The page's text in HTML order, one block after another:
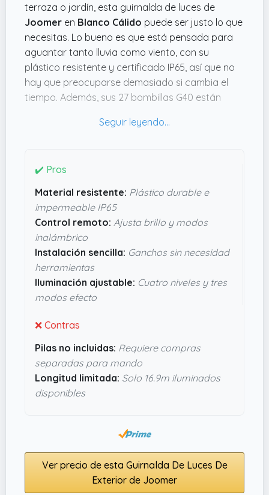
terraza o jardín, esta guirnalda de luces de
Joomer en Blanco Cálido puede ser justo lo que
necesitas. Lo bueno es que está pensada para
aguantar tanto lluvia como viento, con su
plástico resistente y certificado IP65, así que no
hay que preocuparse demasiado si cambia el
tiempo. Además, sus 27 bombillas G40 están
para ambientar sin complicarte demasiado.
que trae para ajustar el brillo y elegir entre
algo rápido y luego controlar la luz sin tener que
levantarte. Los ganchos en cada bombilla
facilitan mucho la instalación, sin herramientas ni
líos. Si buscas algo que dé buen rollo en las
noches sin ser demasiado delicado, esta
guirnalda parece bastante práctica y funcional.
✔️ Pros
Material resistente: Plástico durable e
impermeable IP65
Control remoto: Ajusta brillo y modos
inalámbrico
Instalación sencilla: Ganchos sin necesidad
herramientas
Iluminación ajustable: Cuatro niveles y tres
modos efecto
❌ Contras
Pilas no incluidas: Requiere compras
separadas para mando
Longitud limitada: Solo 16.9m iluminados
disponibles
Ver precio de esta Guirnalda De Luces De
Exterior de Joomer